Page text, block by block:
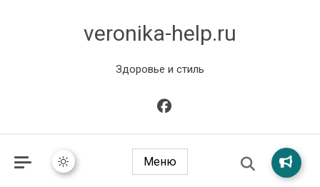
veronika-help.ru
Здоровье и стиль
Меню